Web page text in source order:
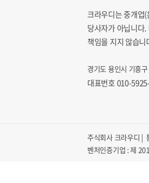
크라우디는 중개업
당사자가 아닙니다
책임을 지지 않습니
경기도 용인시 기흥
대표번호 010-
주식회사 크라우디 |
벤처인증기업 : 제